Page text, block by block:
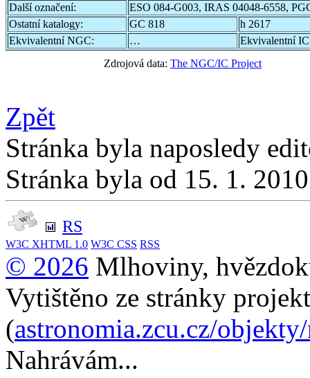
Další označení:
ESO 084-G003, IRAS 04048-6558,
Ostatní katalogy:
GC 818
h 2617
Ekvivalentní NGC:
…
Ekvivalentní
Zdrojová data: The NGC/IC Project
Zpět
Stránka byla naposledy
Stránka byla od 15. 1.
RS
W3C XHTML 1.0 W3C CSS RSS
© 2026 Mlhoviny,
Vytištěno ze stránky
(astronomia.zcu.cz/
Nahrávám...